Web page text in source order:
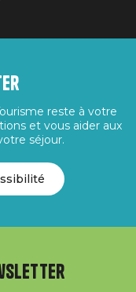
reste à votre
et vous aider aux
séjour.